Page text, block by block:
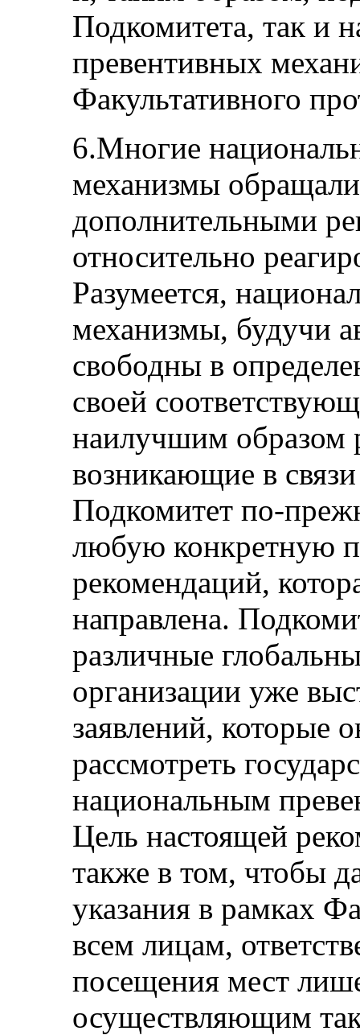
Подкомитета, так и
превентивных
Факультативного
6.Многие
механизмы
дополнительными
относительно
Разумеется,
механизмы, будучи
свободны в
своей
наилучшим образом
возникающие в
Подкомитет по-
любую конкретную
рекомендаций,
направлена.
различные
организации уже
заявлений, которые
рассмотреть
национальным
Цель настоящей
также в том, чтобы
указания в рамках
всем лицам,
посещения мест
осуществляющим